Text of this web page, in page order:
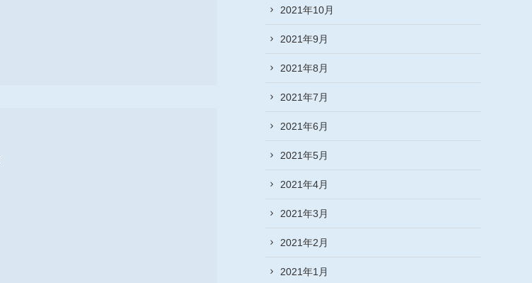
2021年10月
2021年9月
2021年8月
2021年7月
2021年6月
2021年5月
2021年4月
2021年3月
2021年2月
2021年1月